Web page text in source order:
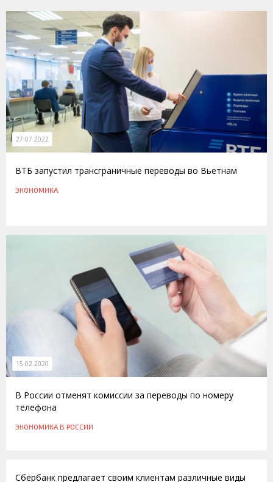
27.07.2022
ВТБ запустил трансграничные переводы во Вьетнам
ЭКОНОМИКА
15.02.2020
В России отменят комиссии за переводы по номеру
телефона
ЭКОНОМИКА В РОССИИ
Сбербанк предлагает своим клиентам различные виды